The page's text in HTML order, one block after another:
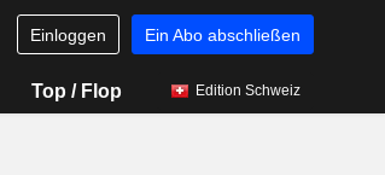
Einloggen Ein Abo abschließen
Top / Flop Edition Schweiz